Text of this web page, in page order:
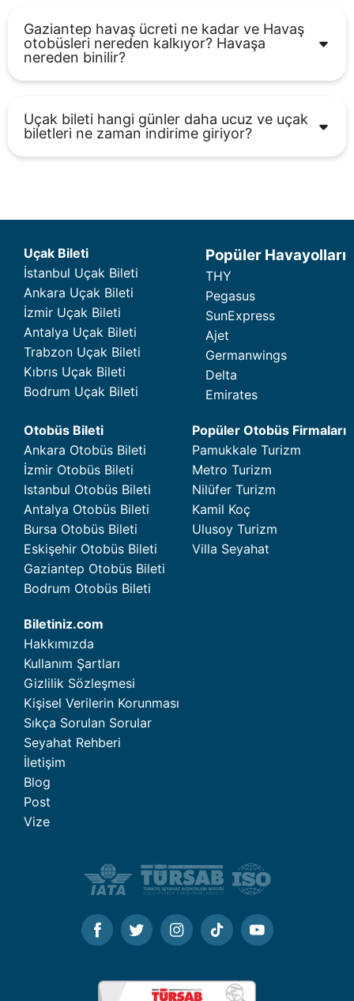
Gaziantep havaş ücreti ne kadar ve Havaş
otobüsleri nereden kalkıyor? Havaşa
nereden binilir?
Uçak bileti hangi günler daha ucuz ve uçak
biletleri ne zaman indirime giriyor?
Uçak Bileti
İstanbul Uçak Bileti
Ankara Uçak Bileti
İzmir Uçak Bileti
Antalya Uçak Bileti
Trabzon Uçak Bileti
Kıbrıs Uçak Bileti
Bodrum Uçak Bileti
Popüler Havayolları
THY
Pegasus
SunExpress
Ajet
Germanwings
Delta
Emirates
Otobüs Bileti
Ankara Otobüs Bileti
İzmir Otobüs Bileti
Istanbul Otobüs Bileti
Antalya Otobüs Bileti
Bursa Otobüs Bileti
Eskişehir Otobüs Bileti
Gaziantep Otobüs Bileti
Bodrum Otobüs Bileti
Popüler Otobüs Firmaları
Pamukkale Turizm
Metro Turizm
Nilüfer Turizm
Kamil Koç
Ulusoy Turizm
Villa Seyahat
Biletiniz.com
Hakkımızda
Kullanım Şartları
Gizlilik Sözleşmesi
Kişisel Verilerin Korunması
Sıkça Sorulan Sorular
Seyahat Rehberi
İletişim
Blog
Post
Vize